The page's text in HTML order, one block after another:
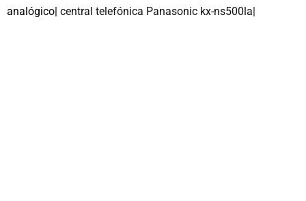
analógico| central telefónica Panasonic kx-ns500la|